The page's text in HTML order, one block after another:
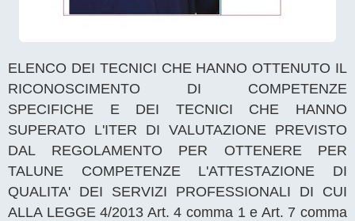
ELENCO DEI TECNICI CHE HANNO OTTENUTO IL
RICONOSCIMENTO DI COMPETENZE
SPECIFICHE E DEI TECNICI CHE HANNO
SUPERATO L'ITER DI VALUTAZIONE PREVISTO
DAL REGOLAMENTO PER OTTENERE PER
TALUNE COMPETENZE L'ATTESTAZIONE DI
QUALITA' DEI SERVIZI PROFESSIONALI DI CUI
ALLA LEGGE 4/2013 Art. 4 comma 1 e Art. 7 comma